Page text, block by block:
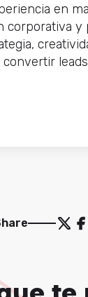
en
corporativa y